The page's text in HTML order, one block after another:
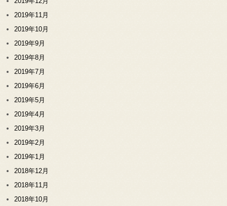
2019年11月
2019年10月
2019年9月
2019年8月
2019年7月
2019年6月
2019年5月
2019年4月
2019年3月
2019年2月
2019年1月
2018年12月
2018年11月
2018年10月